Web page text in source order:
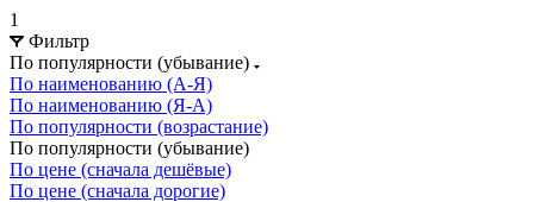
1
Фильтр
По популярности (убывание)
По наименованию (А-Я)
По наименованию (Я-А)
По популярности (возрастание)
По популярности (убывание)
По цене (сначала дешёвые)
По цене (сначала дорогие)